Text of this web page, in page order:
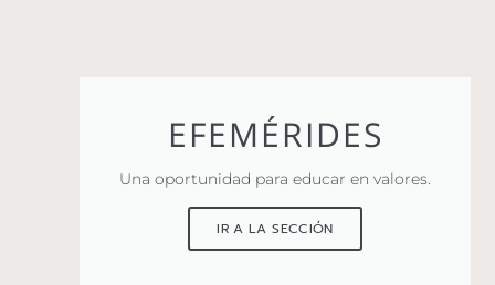
EFEMÉRIDES
Una oportunidad para educar en valores.
IR A LA SECCIÓN